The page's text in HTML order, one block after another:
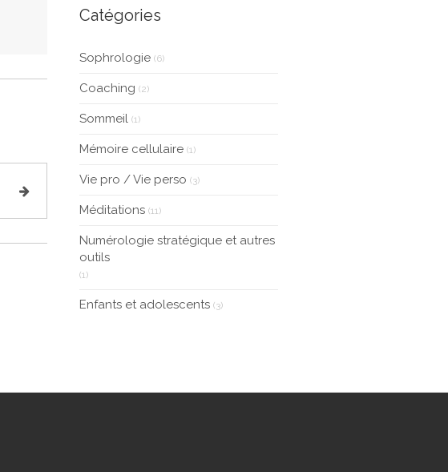
Catégories
Sophrologie (6)
Coaching (2)
Sommeil (1)
Mémoire cellulaire (1)
Vie pro / Vie perso (3)
Méditations (11)
Numérologie stratégique et autres
outils
(1)
Enfants et adolescents (3)